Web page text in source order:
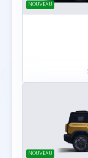
NOUVEAU
NOUVEAU